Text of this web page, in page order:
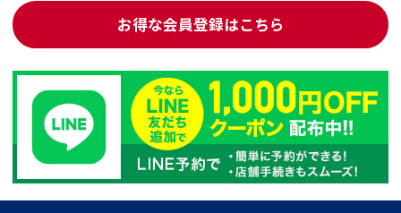
お得な会員登録はこちら